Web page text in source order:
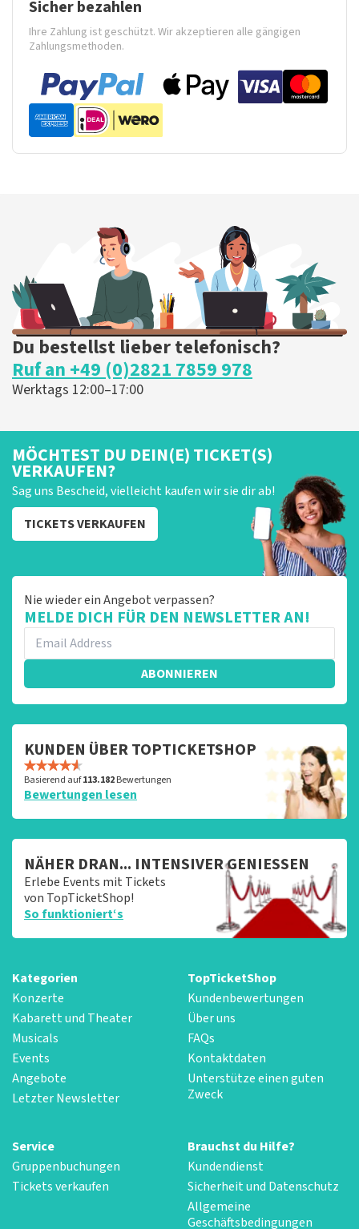
Sicher bezahlen
Ihre Zahlung ist geschützt. Wir akzeptieren alle gängigen
Zahlungsmethoden.
Du bestellst lieber telefonisch?
Ruf an +49 (0)2821 7859 978
Werktags 12:00–17:00
MÖCHTEST DU DEIN(E) TICKET(S)
VERKAUFEN?
Sag uns Bescheid, vielleicht kaufen wir sie dir ab!
TICKETS VERKAUFEN
Nie wieder ein Angebot verpassen?
MELDE DICH FÜR DEN NEWSLETTER AN!
ABONNIEREN
KUNDEN ÜBER TOPTICKETSHOP
Basierend auf113.182Bewertungen
Bewertungen lesen
NÄHER DRAN... INTENSIVER GENIESSEN
Erlebe Events mit Tickets
von TopTicketShop!
So funktioniert‘s
Kategorien
Konzerte
Kabarett und Theater
Musicals
Events
Angebote
Letzter Newsletter
TopTicketShop
Kundenbewertungen
Über uns
FAQs
Kontaktdaten
Unterstütze einen guten
Zweck
Service
Gruppenbuchungen
Tickets verkaufen
Brauchst du Hilfe?
Kundendienst
Sicherheit und Datenschutz
Allgemeine
Geschäftsbedingungen